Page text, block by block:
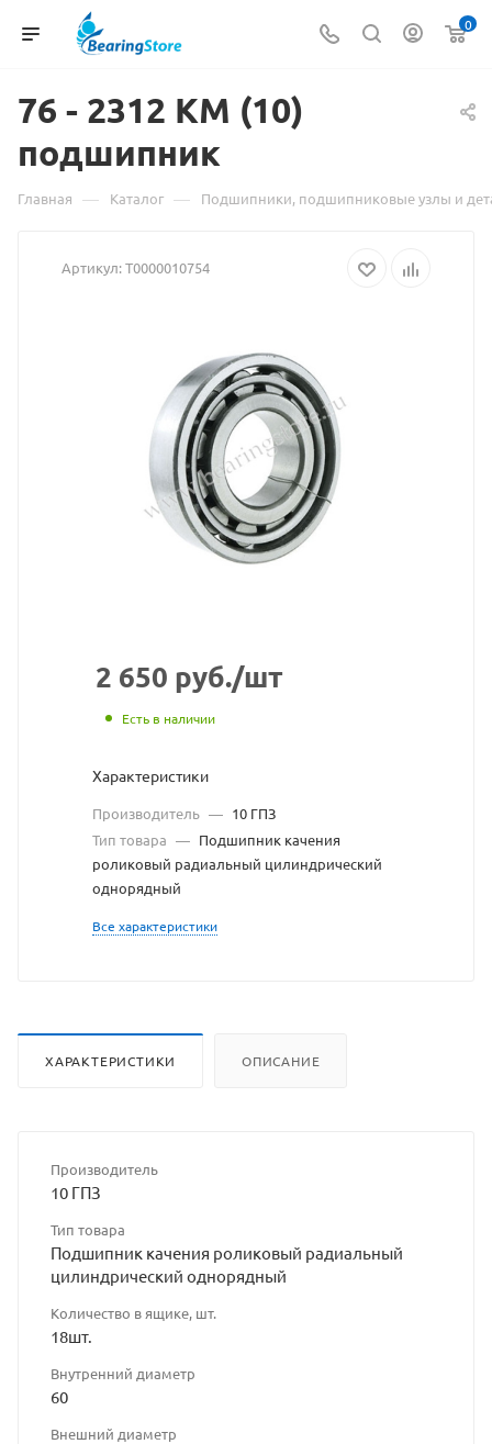
0
76 - 2312 КМ (10) Материал
товаре
КМ
(10)
взят
с
сайта
подшипник
Главная — Каталог — Подшипники, подшипниковые узлы и
Артикул:Т0000010754
2 650 руб./шт
Есть в наличии
Характеристики
Производитель — 10 ГПЗ
Тип товара — Подшипник качения
роликовый радиальный цилиндрический
однорядный
Все характеристики
ХАРАКТЕРИСТИКИ ОПИСАНИЕ
Производитель
10 ГПЗ
Тип товара
Подшипник качения роликовый радиальный
цилиндрический однорядный
Количество в ящике, шт.
18шт.
Внутренний диаметр
60
Внешний диаметр